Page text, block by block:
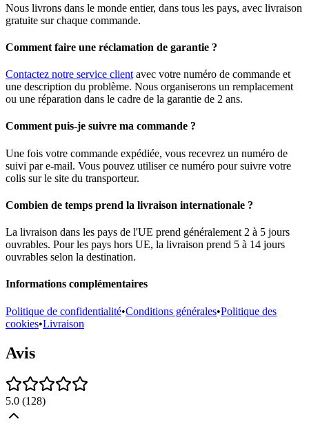
Nous livrons dans le monde entier, dans tous les pays, avec livraison
gratuite sur chaque commande.
Comment faire une réclamation de garantie ?
Contactez notre service client avec votre numéro de commande et
une description du problème. Nous organiserons un remplacement
ou une réparation dans le cadre de la garantie de 2 ans.
Comment puis-je suivre ma commande ?
Une fois votre commande expédiée, vous recevrez un numéro de
suivi par e-mail. Vous pouvez utiliser ce numéro pour suivre votre
colis sur le site du transporteur.
Combien de temps prend la livraison internationale ?
La livraison dans les pays de l'UE prend généralement 2 à 5 jours
ouvrables. Pour les pays hors UE, la livraison prend 5 à 14 jours
ouvrables selon la destination.
Informations complémentaires
Politique de confidentialité•Conditions générales•Politique des
cookies•Livraison
Avis
5.0 (128)